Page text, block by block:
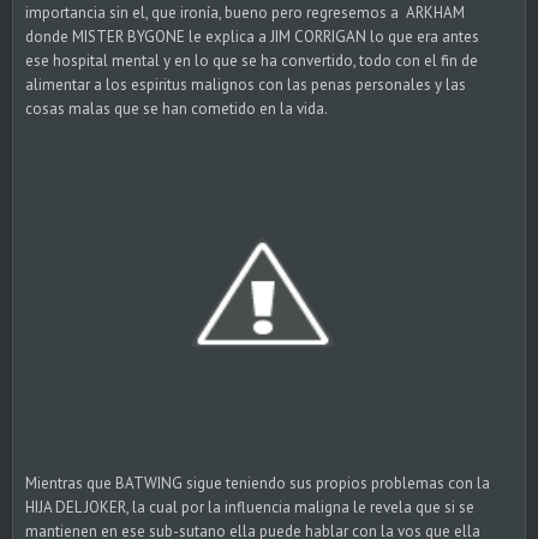
importancia sin el, que ironía, bueno pero regresemos a ARKHAM
donde MISTER BYGONE le explica a JIM CORRIGAN lo que era antes
ese hospital mental y en lo que se ha convertido, todo con el fin de
alimentar a los espiritus malignos con las penas personales y las
cosas malas que se han cometido en la vida.
Mientras que BATWING sigue teniendo sus propios problemas con la
HIJA DEL JOKER, la cual por la influencia maligna le revela que si se
mantienen en ese sub-sutano ella puede hablar con la vos que ella